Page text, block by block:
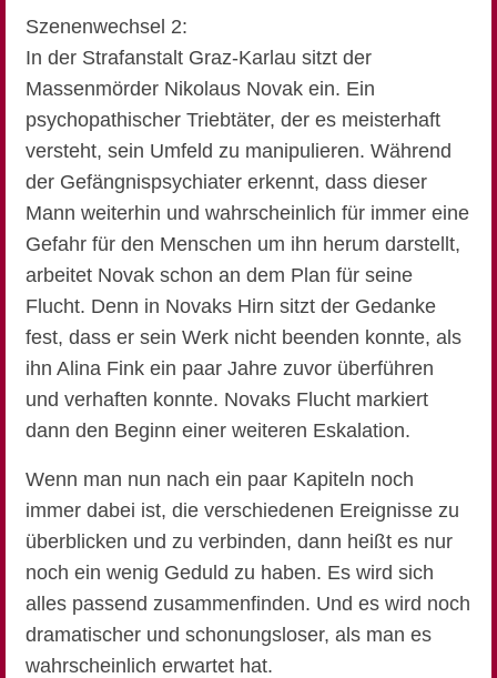
Szenenwechsel 2:
In der Strafanstalt Graz-Karlau sitzt der
Massenmörder Nikolaus Novak ein. Ein
psychopathischer Triebtäter, der es meisterhaft
versteht, sein Umfeld zu manipulieren. Während
der Gefängnispsychiater erkennt, dass dieser
Mann weiterhin und wahrscheinlich für immer eine
Gefahr für den Menschen um ihn herum darstellt,
arbeitet Novak schon an dem Plan für seine
Flucht. Denn in Novaks Hirn sitzt der Gedanke
fest, dass er sein Werk nicht beenden konnte, als
ihn Alina Fink ein paar Jahre zuvor überführen
und verhaften konnte. Novaks Flucht markiert
dann den Beginn einer weiteren Eskalation.
Wenn man nun nach ein paar Kapiteln noch
immer dabei ist, die verschiedenen Ereignisse zu
überblicken und zu verbinden, dann heißt es nur
noch ein wenig Geduld zu haben. Es wird sich
alles passend zusammenfinden. Und es wird noch
dramatischer und schonungsloser, als man es
wahrscheinlich erwartet hat.